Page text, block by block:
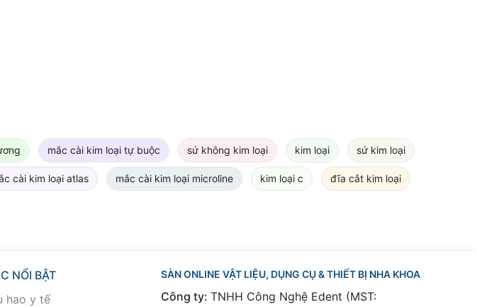
mắc cài kim loại tự buộc sứ không kim loại kim loại sứ kim loại
cài kim loại atlas mắc cài kim loại microline kim loại c đĩa cắt kim loại
NỔI BẬT
hao y tế
SÀN ONLINE VẬT LIỆU, DỤNG CỤ & THIẾT BỊ NHA KHOA
Công ty: TNHH Công Nghệ Edent (MST: